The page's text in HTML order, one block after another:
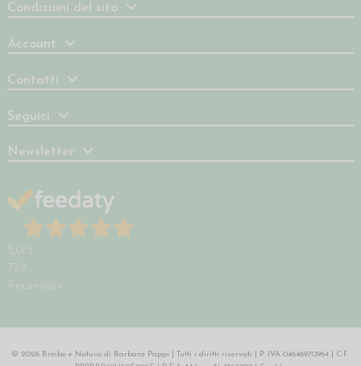
Condizioni del sito
Account
Contatti
Seguici
Newsletter
5,0 /5
739
Recensioni
© 2026 Bimbo e Natura di Barbara Pappi | Tutti i diritti riservati | P. IVA 04646970964 | C.F.